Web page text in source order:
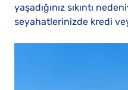
yaşadığınız sıkıntı
seyahatlerinizde kredi